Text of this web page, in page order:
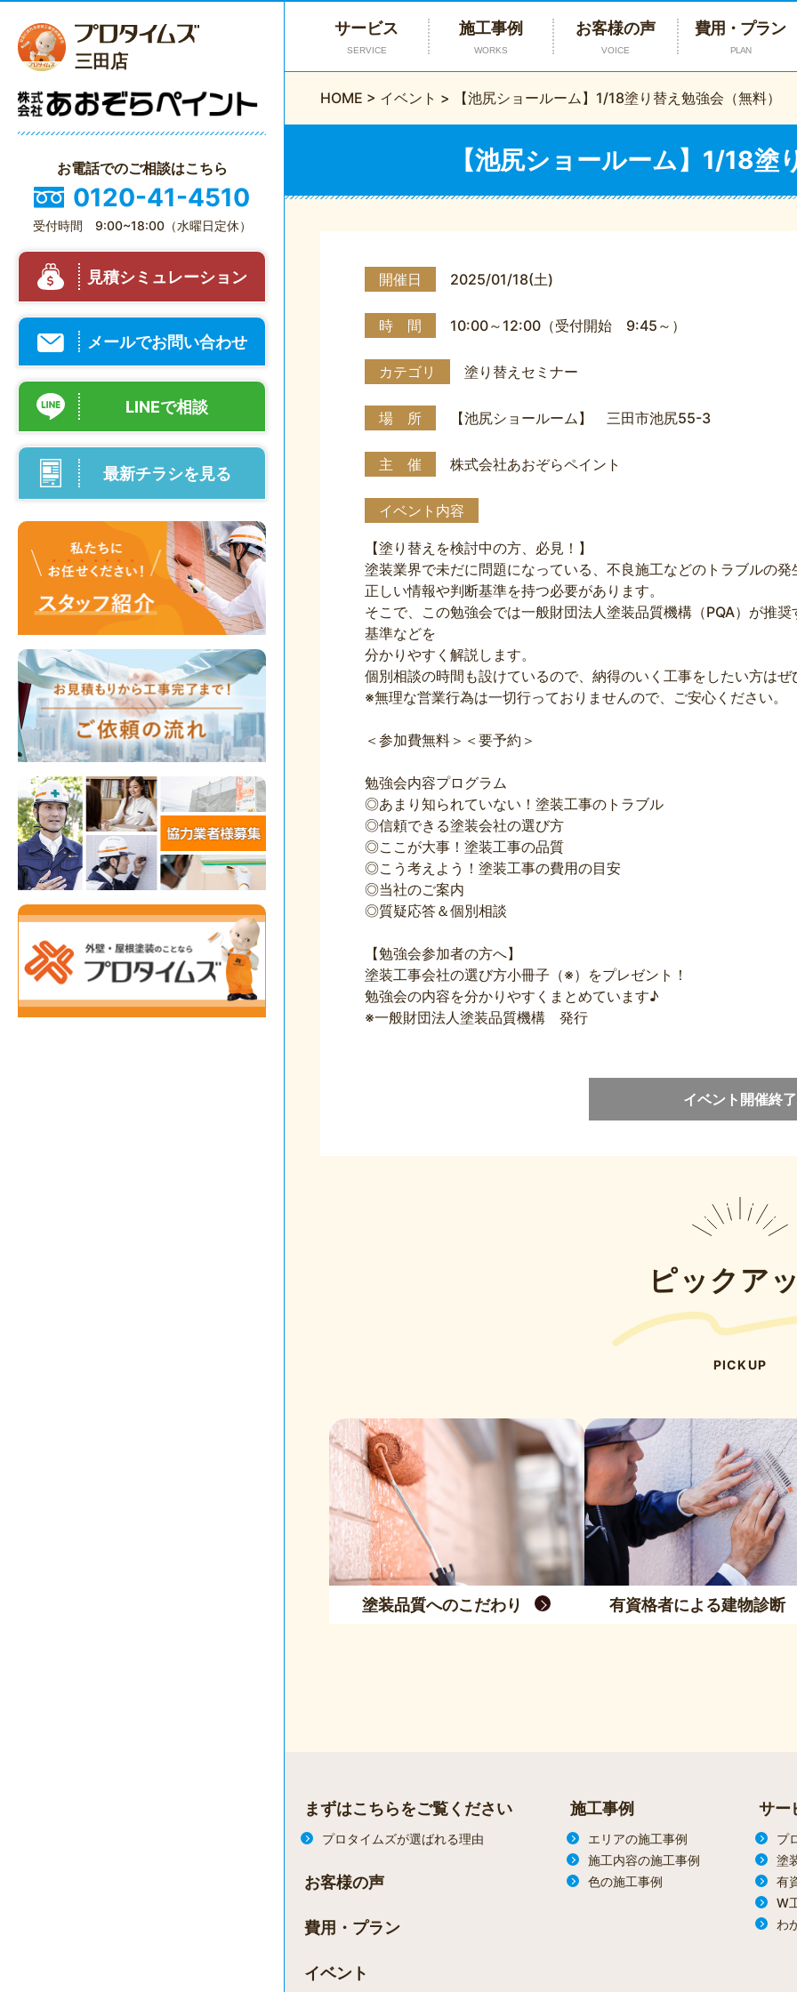
三田店
お電話でのご相談はこちら
0120-41-4510
受付時間 9:00~18:00（水曜日定休）
見積シミュレーション
メールでお問い合わせ
LINEで相談
最新チラシを見る
サービス
SERVICE
施工事例
WORKS
お客様の声
VOICE
費用・プラン
PLAN
HOME > イベント > 【池尻ショールーム】1/18塗り替え勉強会（無料）
【池尻ショールーム】1/18塗
開催日 2025/01/18(土)
時 間 10:00～12:00（受付開始 9:45～）
カテゴリ 塗り替えセミナー
場 所 【池尻ショールーム】 三田市池尻55-3
主 催 株式会社あおぞらペイント
イベント内容
【塗り替えを検討中の方、必見！】
塗装業界で未だに問題になっている、不良施工などのトラブルの
正しい情報や判断基準を持つ必要があります。
そこで、この勉強会では一般財団法人塗装品質機構（PQA）が推
基準などを
分かりやすく解説します。
個別相談の時間も設けているので、納得のいく工事をしたい方は
※無理な営業行為は一切行っておりませんので、ご安心ください。
＜参加費無料＞＜要予約＞
勉強会内容プログラム
◎あまり知られていない！塗装工事のトラブル
◎信頼できる塗装会社の選び方
◎ここが大事！塗装工事の品質
◎こう考えよう！塗装工事の費用の目安
◎当社のご案内
◎質疑応答＆個別相談
【勉強会参加者の方へ】
塗装工事会社の選び方小冊子（※）をプレゼント！
勉強会の内容を分かりやすくまとめています♪
※一般財団法人塗装品質機構 発行
イベント開催終了
ピックア
PICKUP
塗装品質へのこだわり 有資格者による建物診断
まずはこちらをご覧ください
プロタイムズが選ばれる理由
お客様の声
費用・プラン
イベント
施工事例
エリアの施工事例
施工内容の施工事例
色の施工事例
サー
プ
塗
有
W
わ